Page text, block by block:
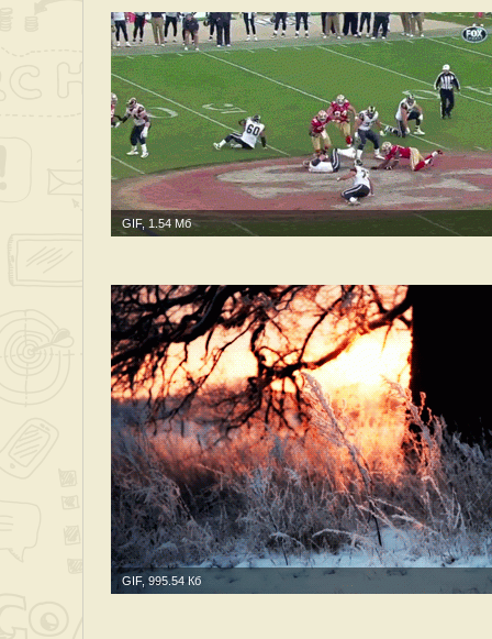
GIF, 1.54 Мб
GIF, 995.54 Кб